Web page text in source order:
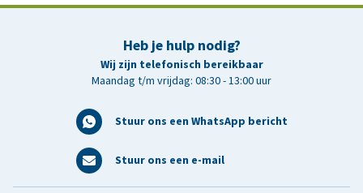
Heb je hulp nodig?
Wij zijn telefonisch bereikbaar
Maandag t/m vrijdag: 08:30 - 13:00 uur
Stuur ons een WhatsApp bericht
Stuur ons een e-mail